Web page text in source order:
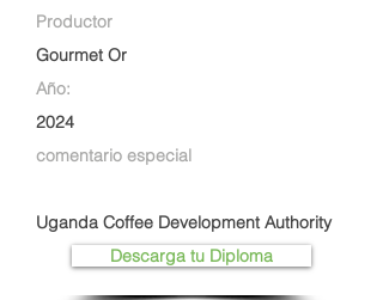
Productor
Gourmet Or
Año:
2024
comentario especial
Uganda Coffee Development Authority
Descarga tu Diploma